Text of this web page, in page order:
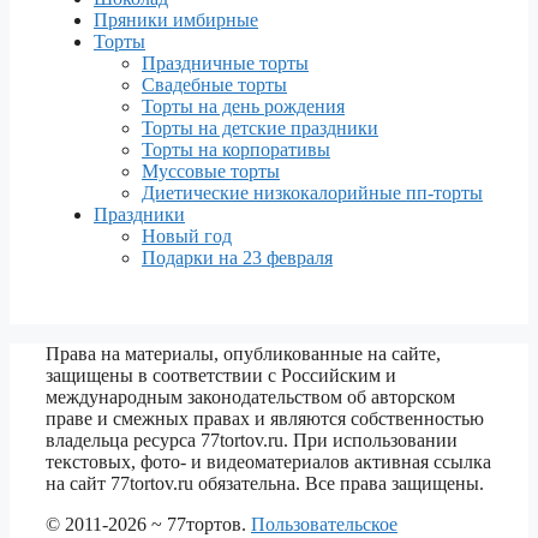
Пряники имбирные
Торты
Праздничные торты
Свадебные торты
Торты на день рождения
Торты на детские праздники
Торты на корпоративы
Муссовые торты
Диетические низкокалорийные пп-торты
Праздники
Новый год
Подарки на 23 февраля
Права на материалы, опубликованные на сайте,
защищены в соответствии с Российским и
международным законодательством об авторском
праве и смежных правах и являются собственностью
владельца ресурса 77tortov.ru. При использовании
текстовых, фото- и видеоматериалов активная ссылка
на сайт 77tortov.ru обязательна. Все права защищены.
© 2011-2026 ~ 77тортов. Пользовательское